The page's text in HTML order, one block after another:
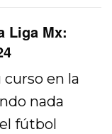
Liga Mx:
en la
nada
fútbol